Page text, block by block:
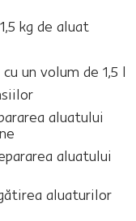
kg de aluat
un volum de 1,5 l
aluatului
aluatului
aluaturilor